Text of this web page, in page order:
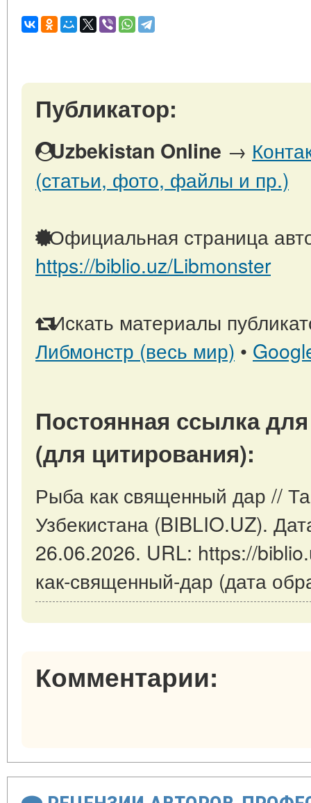
Публикатор:
Uzbekistan Online →
(статьи, фото, файлы и пр.)
Официальная страница
https://biblio.uz/Libmonster
Искать материалы
Либмонстр (весь мир) •
Постоянная ссылка
(для цитирования):
Рыба как священный дар //
Узбекистана (BIBLIO.UZ).
26.06.2026. URL: https://
как-священный-дар (дата
Комментарии: